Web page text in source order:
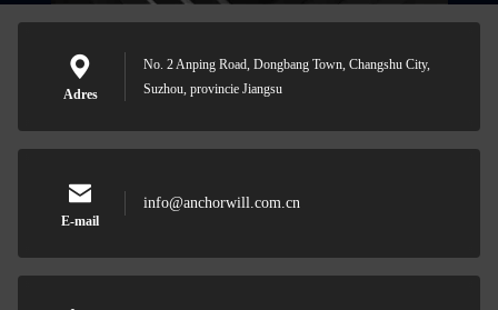
Adres
No. 2 Anping Road, Dongbang Town, Changshu City,
Suzhou, provincie Jiangsu
E-mail
info@anchorwill.com.cn